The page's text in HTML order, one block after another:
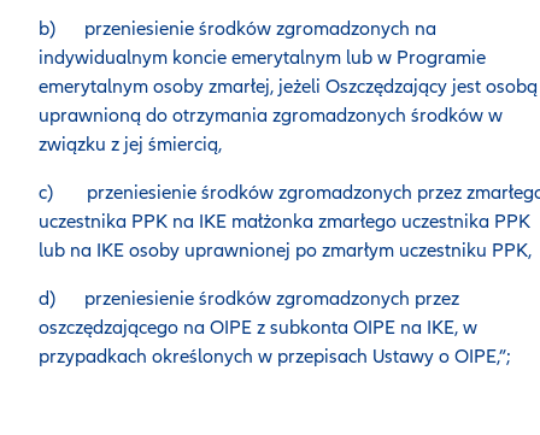
b) przeniesienie środków zgromadzonych na
indywidualnym koncie emerytalnym lub w Programie
emerytalnym osoby zmarłej, jeżeli Oszczędzający jest osobą
uprawnioną do otrzymania zgromadzonych środków w
związku z jej śmiercią,
c) przeniesienie środków zgromadzonych przez
uczestnika PPK na IKE małżonka zmarłego uczestnika PPK
lub na IKE osoby uprawnionej po zmarłym uczestniku PPK,
d) przeniesienie środków zgromadzonych przez
oszczędzającego na OIPE z subkonta OIPE na IKE, w
przypadkach określonych w przepisach Ustawy o OIPE,”;